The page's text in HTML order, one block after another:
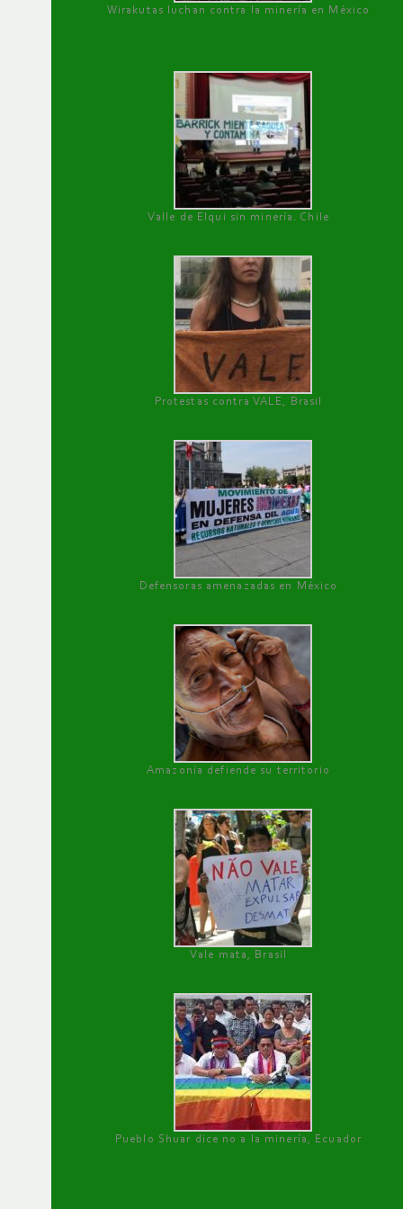
Wirakutas luchan contra la minería en México
Valle de Elqui sin minería. Chile
Protestas contra VALE, Brasil
Defensoras amenazadas en México
Amazonía defiende su territorio
Vale mata, Brasil
Pueblo Shuar dice no a la minería, Ecuador